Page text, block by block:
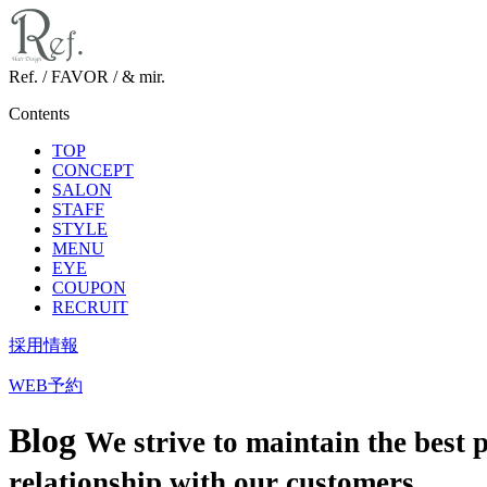
Ref. / FAVOR / & mir.
Contents
TOP
CONCEPT
SALON
STAFF
STYLE
MENU
EYE
COUPON
RECRUIT
採用情報
WEB予約
Blog We strive to maintain the best